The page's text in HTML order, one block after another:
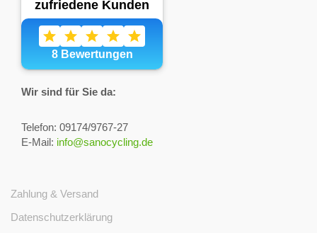
Wir sind für Sie da:
Telefon: 09174/9767-27
E-Mail: info@sanocycling.de
Zahlung & Versand
Datenschutzerklärung